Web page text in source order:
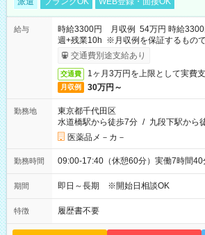
給与
時給3300円 月収例 54万円 時給
週+残業10h ※月収例を保証するもので
交通費別途支給あり
交通費 1ヶ月3万円を上限として実費
月収例 30万円～
勤務地
東京都千代田区
水道橋駅から徒歩7分 / 九段下駅から
医薬品メ－カ－
勤務時間 09:00-17:40（休憩60分）実働7時間40
期間 即日～長期 ※開始日相談OK
特徴 履歴書不要